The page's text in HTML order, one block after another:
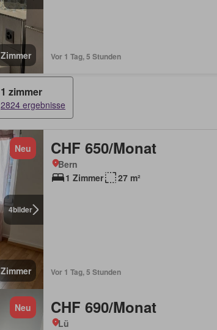
Zimmer Vor 1 Tag, 5 Stunden
1 zimmer
2824 ergebnisse
4bilder
Neu
Zimmer
CHF 650/Monat
Bern
1 Zimmer
27 m²
Vor 1 Tag, 5 Stunden
Neu CHF 690/Monat
Lü